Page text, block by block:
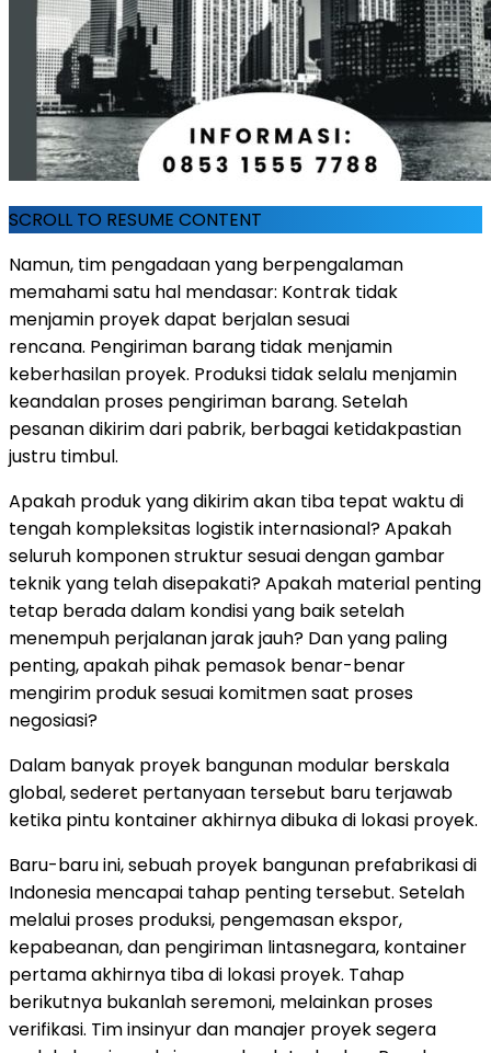
SCROLL TO RESUME CONTENT
Namun, tim pengadaan yang berpengalaman
memahami satu hal mendasar: Kontrak tidak
menjamin proyek dapat berjalan sesuai
rencana. Pengiriman barang tidak menjamin
keberhasilan proyek. Produksi tidak selalu menjamin
keandalan proses pengiriman barang. Setelah
pesanan dikirim dari pabrik, berbagai ketidakpastian
justru timbul.
Apakah produk yang dikirim akan tiba tepat waktu di
tengah kompleksitas logistik internasional?Apakah
seluruh komponen struktur sesuai dengan gambar
teknik yang telah disepakati?Apakah material penting
tetap berada dalam kondisi yang baik setelah
menempuh perjalanan jarak jauh? Danyang paling
penting, apakah pihak pemasok benar-benar
mengirim produk sesuai komitmen saat proses
negosiasi?
Dalam banyak proyek bangunan modular berskala
global, sederet pertanyaan tersebut baru terjawab
ketika pintu kontainer akhirnya dibuka di lokasi proyek.
Baru-baru ini, sebuah proyek bangunan prefabrikasi di
Indonesia mencapai tahap penting tersebut. Setelah
melalui proses produksi, pengemasan ekspor,
kepabeanan, dan pengiriman lintasnegara, kontainer
pertama akhirnya tiba di lokasi proyek. Tahap
berikutnya bukanlah seremoni, melainkan proses
verifikasi. Tim insinyur dan manajer proyek segera